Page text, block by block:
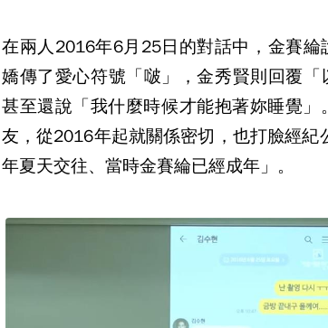
在兩人2016年6月25日的對話中，金賽
嬌傳了愛心符號「啵」，金秀賢則回覆「
甚至還說「我什麼時候才能抱著妳睡覺
友，從2016年起就關係密切，也打臉經
年夏天交往、當時金賽綸已經成年」。